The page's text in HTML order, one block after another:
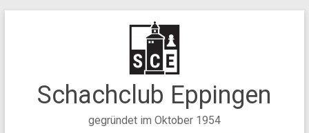
Schachclub Eppingen
gegründet im Oktober 1954